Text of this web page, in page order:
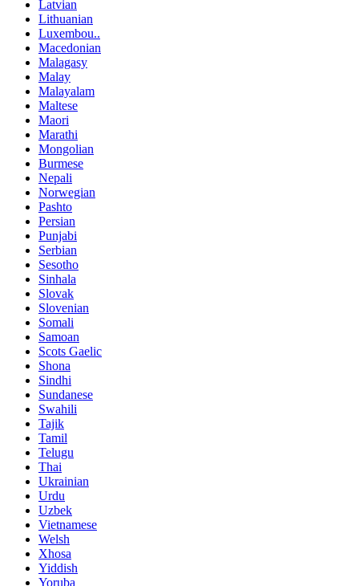
Latvian
Lithuanian
Luxembou..
Macedonian
Malagasy
Malay
Malayalam
Maltese
Maori
Marathi
Mongolian
Burmese
Nepali
Norwegian
Pashto
Persian
Punjabi
Serbian
Sesotho
Sinhala
Slovak
Slovenian
Somali
Samoan
Scots Gaelic
Shona
Sindhi
Sundanese
Swahili
Tajik
Tamil
Telugu
Thai
Ukrainian
Urdu
Uzbek
Vietnamese
Welsh
Xhosa
Yiddish
Yoruba